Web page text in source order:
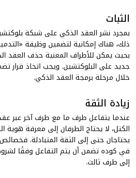
الثبات
بمجرد نشر العقد الذكي على شبكة
ذلك، هناك إمكانية لتضمين وظيفة
بحيث يمكن للأطراف المعنية حذف العقد
جديد على البلوكتشين. ويجب اتخاذ قرار
خلال مرحلة برمجة العقد الذكي.
زيادة الثقة
عندما يتفاعل طرف ما مع طرف آخر عبر
الكتل، لا يحتاج الطرفان إلى معرفة هوية
يحتاجان حتى إلى الثقة المتبادلة.
في كوده تضمن أن يتم التفاعل وفقًا
إلى طرف ثالث.